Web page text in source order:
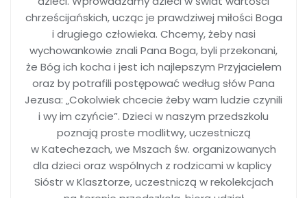
chrześcijańskich, ucząc je prawdziwej miłości Boga
i drugiego człowieka. Chcemy, żeby nasi
wychowankowie znali Pana Boga, byli przekonani,
że Bóg ich kocha i jest ich najlepszym Przyjacielem
oraz by potrafili postępować według słów Pana
Jezusa: „Cokolwiek chcecie żeby wam ludzie czynili
i wy im czyńcie”. Dzieci w naszym przedszkolu
poznają proste modlitwy, uczestniczą
w Katechezach, we Mszach św. organizowanych
dla dzieci oraz wspólnych z rodzicami w kaplicy
Sióstr w Klasztorze, uczestniczą w rekolekcjach